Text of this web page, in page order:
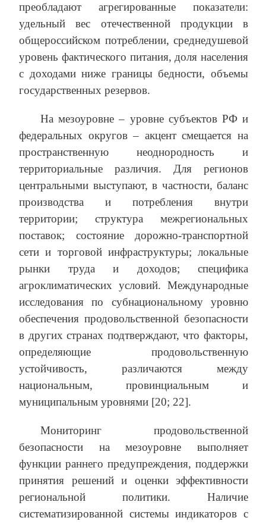
преобладают агрегированные показатели:
удельный вес отечественной продукции в
общероссийском потреблении, среднедушевой
уровень фактического питания, доля населения
с доходами ниже границы бедности, объемы
государственных резервов.
На мезоуровне – уровне субъектов РФ и
федеральных округов – акцент смещается на
пространственную неоднородность и
территориальные различия. Для регионов
центральными выступают, в частности, баланс
производства и потребления внутри
территории; структура межрегиональных
поставок; состояние дорожно‑транспортной
сети и торговой инфраструктуры; локальные
рынки труда и доходов; специфика
агроклиматических условий. Международные
исследования по субнациональному уровню
обеспечения продовольственной безопасности
в других странах подтверждают, что факторы,
определяющие продовольственную
устойчивость, различаются между
национальным, провинциальным и
муниципальным уровнями [20; 22].
Мониторинг продовольственной
безопасности на мезоуровне выполняет
функции раннего предупреждения, поддержки
принятия решений и оценки эффективности
региональной политики. Наличие
систематизированной системы индикаторов с